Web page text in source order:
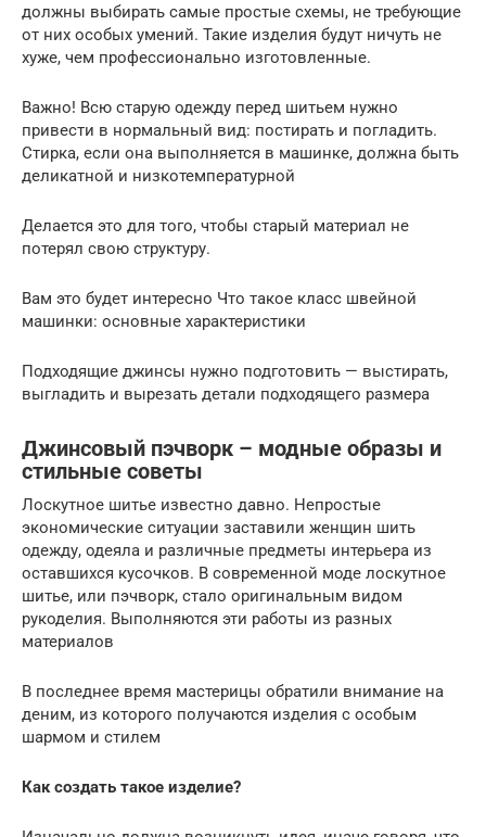
должны выбирать самые простые схемы, не требующие
от них особых умений. Такие изделия будут ничуть не
хуже, чем профессионально изготовленные.
Важно! Всю старую одежду перед шитьем нужно
привести в нормальный вид: постирать и погладить.
Стирка, если она выполняется в машинке, должна быть
деликатной и низкотемпературной
Делается это для того, чтобы старый материал не
потерял свою структуру.
Вам это будет интересно Что такое класс швейной
машинки: основные характеристики
Подходящие джинсы нужно подготовить — выстирать,
выгладить и вырезать детали подходящего размера
Джинсовый пэчворк – модные образы и
стильные советы
Лоскутное шитье известно давно. Непростые
экономические ситуации заставили женщин шить
одежду, одеяла и различные предметы интерьера из
оставшихся кусочков. В современной моде лоскутное
шитье, или пэчворк, стало оригинальным видом
рукоделия. Выполняются эти работы из разных
материалов
В последнее время мастерицы обратили внимание на
деним, из которого получаются изделия с особым
шармом и стилем
Как создать такое изделие?